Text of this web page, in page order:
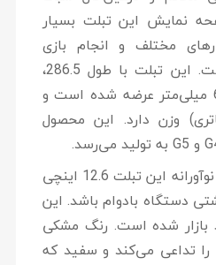
‌نمایش این تبلت بسیار
مختلف و انجام بازی
به‌اندازه کافی بزرگ است. این تبلت با طول 286.5،
عرض 184.7 و قطر 6.55 میلی‌متر عرضه شده است و
وزن دارد. این محصول
بدنه مستحکم و طراحی نوآورانه این تبلت 12.6 اینچی
دستگاه بادوام باشد. این
بازار شده است. رنگ مشکی
تداعی می‌کند و سفید که